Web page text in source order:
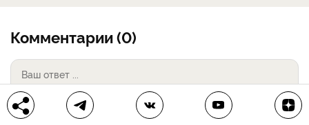
Комментарии (0)